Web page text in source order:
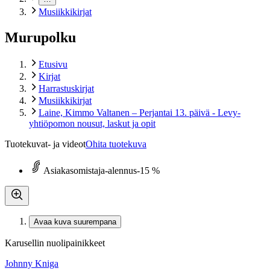
Musiikkikirjat
Murupolku
Etusivu
Kirjat
Harrastuskirjat
Musiikkikirjat
Laine, Kimmo Valtanen – Perjantai 13. päivä - Levy-
yhtiöpomon nousut, laskut ja opit
Tuotekuvat- ja videotOhita tuotekuva
Asiakasomistaja-alennus-15 %
Avaa kuva suurempana
Karusellin nuolipainikkeet
Johnny Kniga